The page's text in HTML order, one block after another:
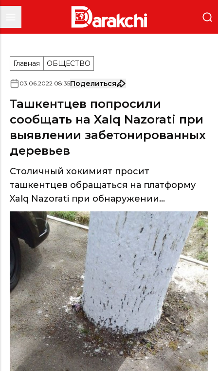
Главная ОБЩЕСТВО
03.06.2022 08:35Поделиться
Ташкентцев попросили
сообщать на Xalq Nazorati при
выявлении забетонированных
деревьев
Столичный хокимият просит
ташкентцев обращаться на платформу
Xalq Nazorati при обнаружении...